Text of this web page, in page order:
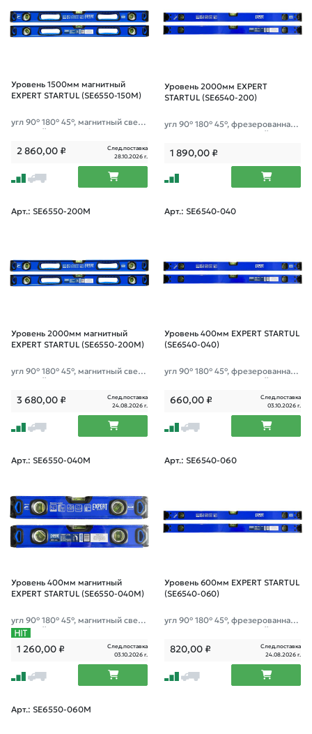
Уровень 1500мм магнитный
EXPERT STARTUL (SE6550-150M)
угл 90° 180° 45°, магнитный сверх
прочный уровень, фрезерованна
2 860,00₽
След.поставка
28.10.2026 г.
Уровень 2000мм EXPERT
STARTUL (SE6540-200)
угл 90° 180° 45°, фрезерованная
поверхность; зеркальный глазок;
1 890,00₽
Арт.: SE6550-200M
Уровень 2000мм магнитный
EXPERT STARTUL (SE6550-200M)
угл 90° 180° 45°, магнитный сверх
прочный уровень, фрезерованна
3 680,00₽
След.поставка
24.08.2026 г.
Арт.: SE6540-040
Уровень 400мм EXPERT STARTUL
(SE6540-040)
угл 90° 180° 45°, фрезерованная
поверхность; зеркальный глазок;
660,00₽
След.поставка
03.10.2026 г.
Арт.: SE6550-040M
Уровень 400мм магнитный
EXPERT STARTUL (SE6550-040M)
угл 90° 180° 45°, магнитный сверх
прочный уровень, фрезерованна
я поверхность
1 260,00₽
След.поставка
03.10.2026 г.
Арт.: SE6540-060
Уровень 600мм EXPERT STARTUL
(SE6540-060)
угл 90° 180° 45°, фрезерованная
поверхность; зеркальный глазок;
820,00₽
След.поставка
24.08.2026 г.
Арт.: SE6550-060M